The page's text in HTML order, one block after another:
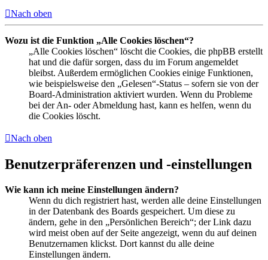
Nach oben
Wozu ist die Funktion „Alle Cookies löschen“?
„Alle Cookies löschen“ löscht die Cookies, die phpBB erstellt
hat und die dafür sorgen, dass du im Forum angemeldet
bleibst. Außerdem ermöglichen Cookies einige Funktionen,
wie beispielsweise den „Gelesen“-Status – sofern sie von der
Board-Administration aktiviert wurden. Wenn du Probleme
bei der An- oder Abmeldung hast, kann es helfen, wenn du
die Cookies löscht.
Nach oben
Benutzerpräferenzen und -einstellungen
Wie kann ich meine Einstellungen ändern?
Wenn du dich registriert hast, werden alle deine Einstellungen
in der Datenbank des Boards gespeichert. Um diese zu
ändern, gehe in den „Persönlichen Bereich“; der Link dazu
wird meist oben auf der Seite angezeigt, wenn du auf deinen
Benutzernamen klickst. Dort kannst du alle deine
Einstellungen ändern.